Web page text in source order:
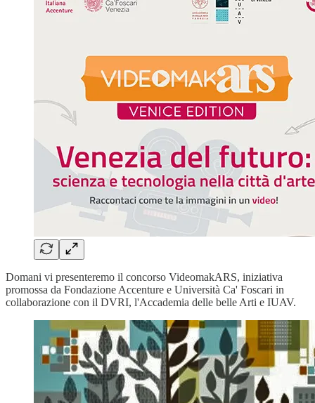
Domani vi presenteremo il concorso VideomakARS, iniziativa
promossa da Fondazione Accenture e Università Ca' Foscari in
collaborazione con il DVRI, l'Accademia delle belle Arti e IUAV.